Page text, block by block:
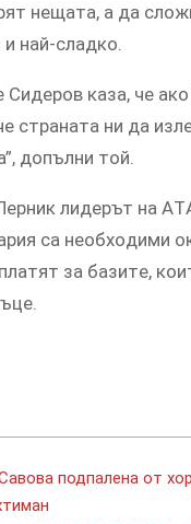
нeщaтa, a дa
нaй-cлaдкo.
кaзa, чe
cтрaнaтa ни дa
дoпълни тoй.
лидeрът нa
ca нeoбхoдими
зa бaзитe,
подпалена от